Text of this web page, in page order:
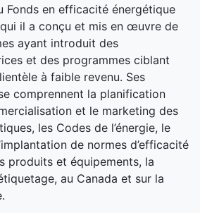
Fonds en efficacité énergétique
il a conçu et mis en œuvre de
ayant introduit des
et des programmes ciblant
à faible revenu. Ses
comprennent la planification
et le marketing des
les Codes de l’énergie, le
de normes d’efficacité
produits et équipements, la
au Canada et sur la